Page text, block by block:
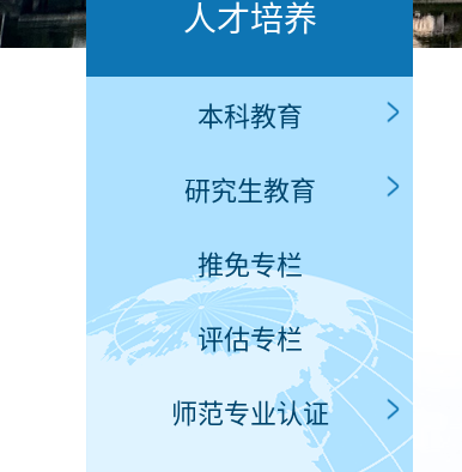
人才培养
本科教育
研究生教育
推免专栏
评估专栏
师范专业认证